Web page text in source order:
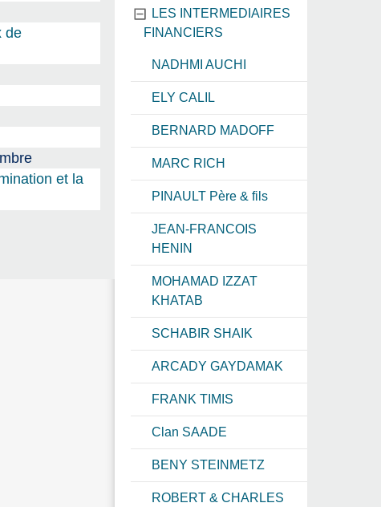
de
et la
LES INTERMEDIAIRES
FINANCIERS
NADHMI AUCHI
ELY CALIL
BERNARD MADOFF
MARC RICH
PINAULT Père & fils
JEAN-FRANCOIS
HENIN
MOHAMAD IZZAT
KHATAB
SCHABIR SHAIK
ARCADY GAYDAMAK
FRANK TIMIS
Clan SAADE
BENY STEINMETZ
ROBERT & CHARLES